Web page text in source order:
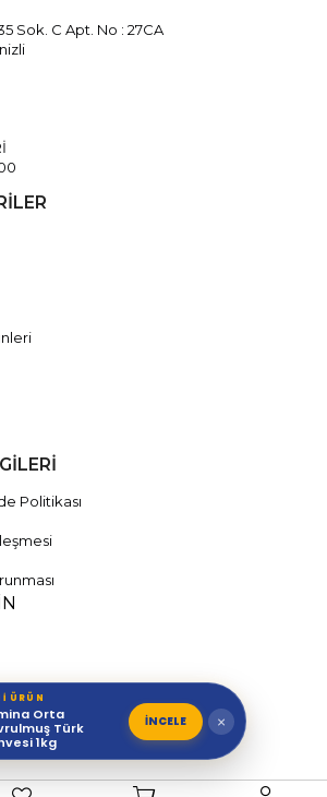
Sok. C Apt. No : 27CA
Politikası
ÜRÜN
Orta
Türk
1kg
İNCELE ×